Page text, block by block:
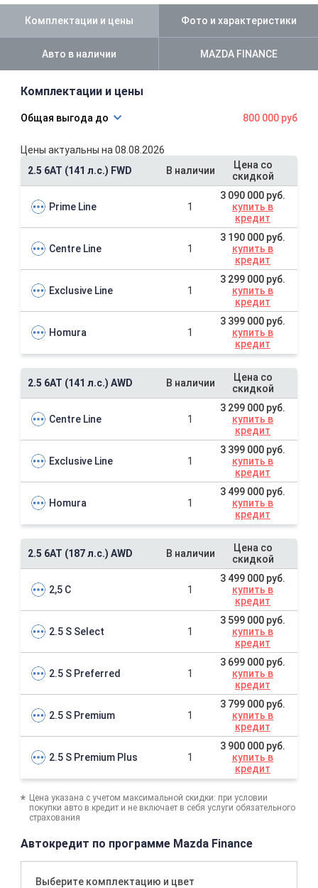
Комплектации и цены Фото и характеристики
Авто в наличии MAZDA FINANCE
Комплектации и цены
800 000 руб
Цены актуальны на 08.08.2026
2.5 6AT (141 л.с.) FWD
В наличии
Цена со
скидкой
Prime Line 1
3 090 000 руб.
купить в
кредит
Centre Line 1
3 190 000 руб.
купить в
кредит
Exclusive Line 1
3 299 000 руб.
купить в
кредит
Homura 1
3 399 000 руб.
купить в
кредит
2.5 6AT (141 л.с.) AWD В наличии
Цена со
скидкой
Centre Line 1
3 299 000 руб.
купить в
кредит
Exclusive Line 1
3 399 000 руб.
купить в
кредит
Homura 1
3 499 000 руб.
купить в
кредит
2.5 6AT (187 л.с.) AWD В наличии
Цена со
скидкой
2,5 С 1
3 499 000 руб.
купить в
кредит
2.5 S Select 1
3 599 000 руб.
купить в
кредит
2.5 S Preferred 1
3 699 000 руб.
купить в
кредит
2.5 S Premium 1
3 799 000 руб.
купить в
кредит
2.5 S Premium Plus 1
3 900 000 руб.
купить в
кредит
Цена указана с учетом максимальной скидки: при условии
покупки авто в кредит и не включает в себя услуги обязательного
страхования
Автокредит по программе Mazda Finance
Выберите комплектацию и цвет